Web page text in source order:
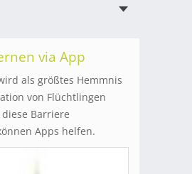
via App
als größtes Hemmnis
von Flüchtlingen
Barriere
Apps helfen.